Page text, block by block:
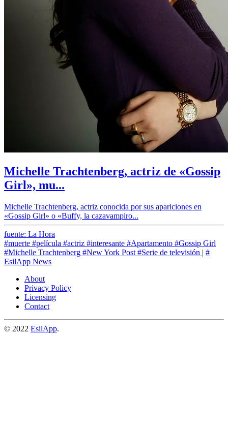
Michelle Trachtenberg, actriz de «Gossip
Girl», mu...
Michelle Trachtenberg, actriz conocida por sus apariciones en
«Gossip Girl» o «Buffy, la cazavampiro...
fuente: La Hora
#muerte #película #actriz #interesante #Apartamento #Gossip Girl
#Michelle Trachtenberg #New York Post #Serie de televisión | #
EsilApp News
About
Privacy Policy
Licensing
Contact
© 2022 EsilApp.